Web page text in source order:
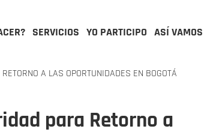
SERVICIOS YO PARTICIPO ASÍ VAMOS
A LAS OPORTUNIDADES EN BOGOTÁ
para Retorno a